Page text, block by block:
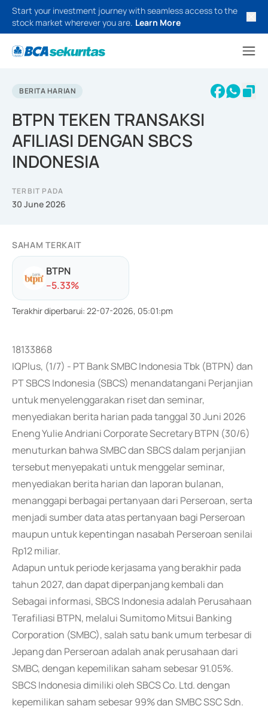
Start your investment journey with seamless access to the
stock market wherever you are. Learn More
BERITA HARIAN
BTPN TEKEN TRANSAKSI
AFILIASI DENGAN SBCS
INDONESIA
TERBIT PADA
30 June 2026
SAHAM TERKAIT
BTPN
--5.33%
Terakhir diperbarui: 22-07-2026, 05:01:pm
18133868
IQPlus, (1/7) - PT Bank SMBC Indonesia Tbk (BTPN) dan
PT SBCS Indonesia (SBCS) menandatangani Perjanjian
untuk menyelenggarakan riset dan seminar,
menyediakan berita harian pada tanggal 30 Juni 2026
Eneng Yulie Andriani Corporate Secretary BTPN (30/6)
menuturkan bahwa SMBC dan SBCS dalam perjanjian
tersebut menyepakati untuk menggelar seminar,
menyediakan berita harian dan laporan bulanan,
menanggapi berbagai pertanyaan dari Perseroan, serta
menjadi sumber data atas pertanyaan bagi Perseroan
maupun untuk kepentingan nasabah Perseroan senilai
Rp12 miliar.
Adapun untuk periode kerjasama yang berakhir pada
tahun 2027, dan dapat diperpanjang kembali dan
Sebagai informasi, SBCS Indonesia adalah Perusahaan
Terafiliasi BTPN, melalui Sumitomo Mitsui Banking
Corporation (SMBC), salah satu bank umum terbesar di
Jepang dan Perseroan adalah anak perusahaan dari
SMBC, dengan kepemilikan saham sebesar 91.05%.
SBCS Indonesia dimiliki oleh SBCS Co. Ltd. dengan
kepemilikan saham sebesar 99% dan SMBC SSC Sdn.